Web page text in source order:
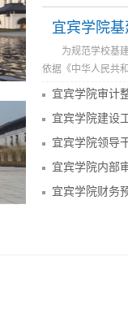
宜宾学院
为规范学校基
依据《中华人民共
宜宾学院审计
宜宾学院建设
宜宾学院领导
宜宾学院内部
宜宾学院财务